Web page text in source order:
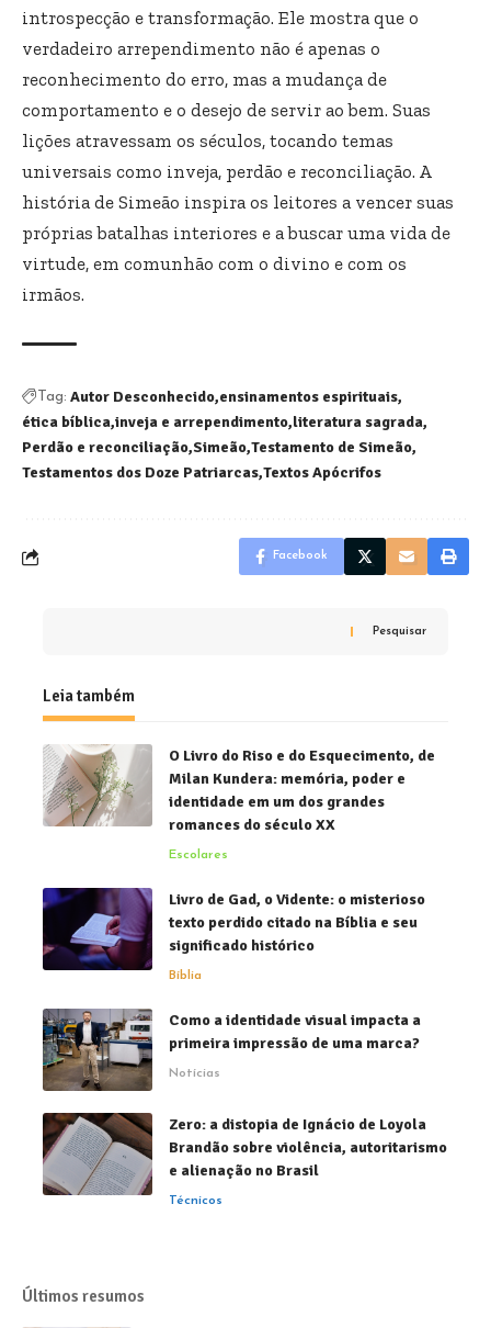
introspecção e transformação. Ele mostra que o
verdadeiro arrependimento não é apenas o
reconhecimento do erro, mas a mudança de
comportamento e o desejo de servir ao bem. Suas
lições atravessam os séculos, tocando temas
universais como inveja, perdão e reconciliação. A
história de Simeão inspira os leitores a vencer suas
próprias batalhas interiores e a buscar uma vida de
virtude, em comunhão com o divino e com os
irmãos.
Tag: Autor Desconhecido ensinamentos espirituais
ética bíblica inveja e arrependimento literatura sagrada
Perdão e reconciliação Simeão Testamento de Simeão
Testamentos dos Doze Patriarcas Textos Apócrifos
Facebook
Pesquisar
Leia também
O Livro do Riso e do Esquecimento, de
Milan Kundera: memória, poder e
identidade em um dos grandes
romances do século XX
Escolares
Livro de Gad, o Vidente: o misterioso
texto perdido citado na Bíblia e seu
significado histórico
Bíblia
Como a identidade visual impacta a
primeira impressão de uma marca?
Notícias
Zero: a distopia de Ignácio de Loyola
Brandão sobre violência, autoritarismo
e alienação no Brasil
Técnicos
Últimos resumos